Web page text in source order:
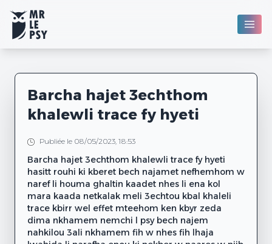
Barcha hajet 3echthom
khalewli trace fy hyeti
Publiée le 08/05/2023, 18:53
Barcha hajet 3echthom khalewli trace fy hyeti
hasitt rouhi ki kberet bech najamet nefhemhom w
naref li houma ghaltin kaadet nhes li ena kol
mara kaada netkalak meli 3echtou kbal khaleli
trace kbirr wel effet mteehom ken kbyr zeda
dima nkhamem nemchi l psy bech najem
nahkilou 3ali nkhamem fih w nhes fih lhaja